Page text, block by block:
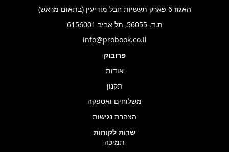
האגוז 6 פארק תעשיות חבל מודיעין (בתאום מראש)
ת.ד. 56055, תל אביב 6156001
info@probook.co.il
פרובוק
אודות
תקנון
משלוחים ואספקה
הצהרת נגישות
שרות לקוחות
תמיכה